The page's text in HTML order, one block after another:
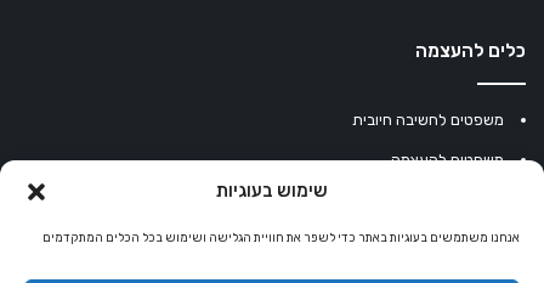
שימוש בעוגיות
אנחנו משתמשים בעוגיות באתר כדי לשפר את חוויית הגלישה ושימוש בכל הכלים המתקדמים
כלים להעצמה
משפטים לחשיבה חיובית
משפטים להעצמה
מחשבון נומרולוגיה